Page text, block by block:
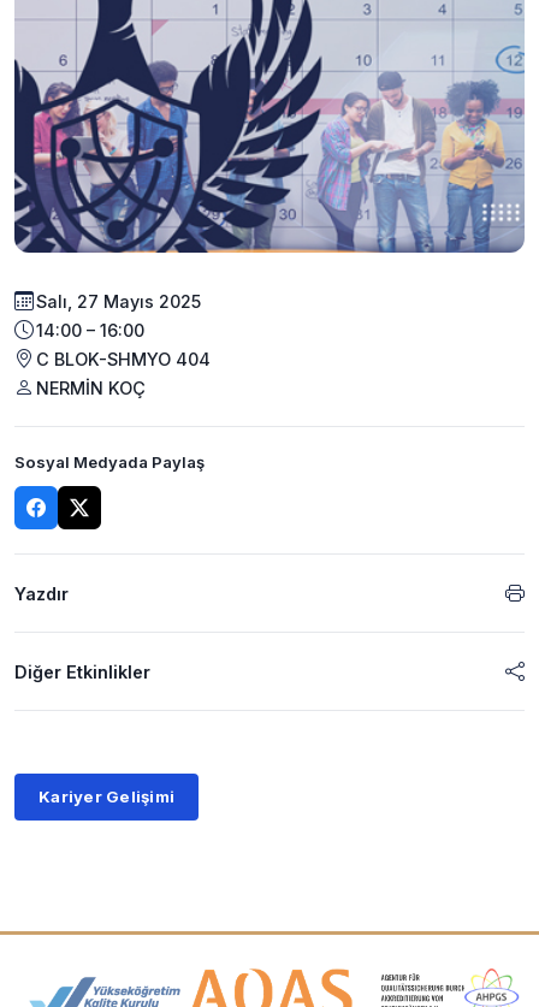
Salı, 27 Mayıs 2025
14:00 – 16:00
C BLOK-SHMYO 404
NERMİN KOÇ
Sosyal Medyada Paylaş
Yazdır
Diğer Etkinlikler
Kariyer Gelişimi
Akreditasyon ve Üyelik Logoları